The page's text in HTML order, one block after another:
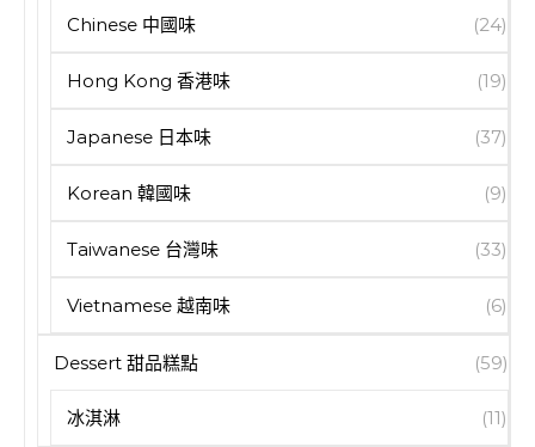
Chinese 中國味 (24)
Hong Kong 香港味 (19)
Japanese 日本味 (37)
Korean 韓國味 (9)
Taiwanese 台灣味 (33)
Vietnamese 越南味 (6)
Dessert 甜品糕點 (59)
冰淇淋 (11)